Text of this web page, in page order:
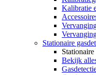
Kalibratie
Stationaire
Stationaire
Bekijk